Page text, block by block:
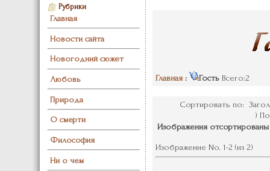
Рубрики
Главная
Новости сайта
Новогодний сюжет
Любовь
Природа
О смерти
Философия
Ни о чем
Главная : Гость Всего:2
Сортировать по:
)
Изображения
Изображение No. 1-2 (из 2)